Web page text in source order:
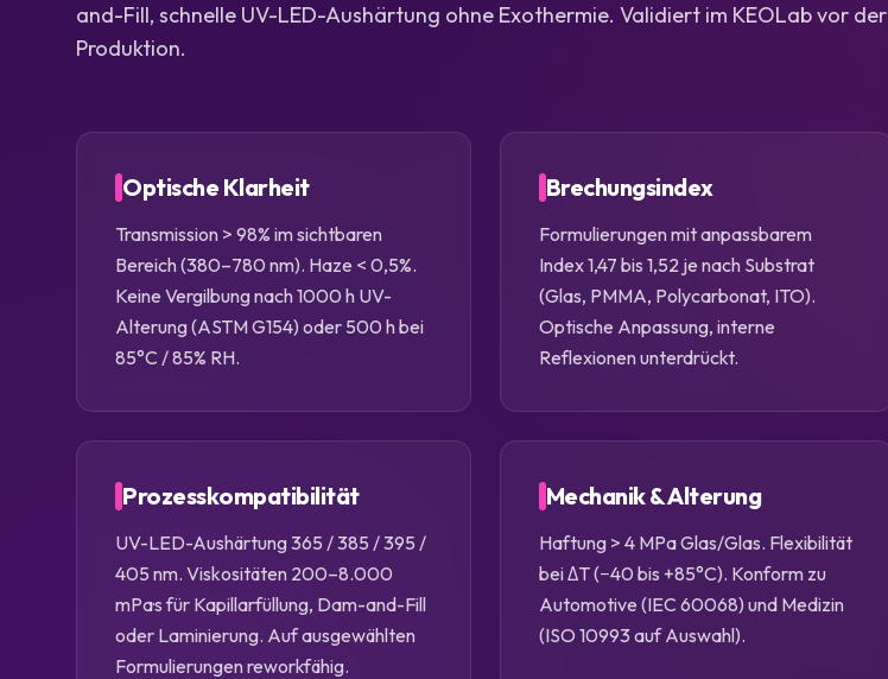
and-Fill, schnelle UV-LED-Aushärtung ohne Exothermie. Validiert im KEOLab vor der
Produktion.
Optische Klarheit
Transmission > 98% im sichtbaren
Bereich (380–780 nm). Haze < 0,5%.
Keine Vergilbung nach 1000 h UV-
Alterung (ASTM G154) oder 500 h bei
85°C / 85% RH.
Brechungsindex
Formulierungen mit anpassbarem
Index 1,47 bis 1,52 je nach Substrat
(Glas, PMMA, Polycarbonat, ITO).
Optische Anpassung, interne
Reflexionen unterdrückt.
Prozesskompatibilität
UV-LED-Aushärtung 365 / 385 / 395 /
405 nm. Viskositäten 200–8.000
mPa·s für Kapillarfüllung, Dam-and-Fill
oder Laminierung. Auf ausgewählten
Formulierungen reworkfähig.
Mechanik & Alterung
Haftung > 4 MPa Glas/Glas. Flexibilität
bei ΔT (−40 bis +85°C). Konform zu
Automotive (IEC 60068) und Medizin
(ISO 10993 auf Auswahl).